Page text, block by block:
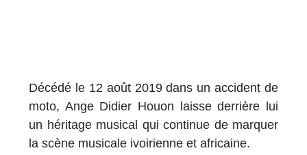
Décédé le 12 août 2019 dans un accident de
moto, Ange Didier Houon laisse derrière lui
un héritage musical qui continue de marquer
la scène musicale ivoirienne et africaine.